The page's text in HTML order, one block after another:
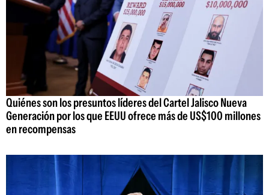
Quiénes son los presuntos líderes del Cartel Jalisco Nueva
Generación por los que EEUU ofrece más de US$100 millones
en recompensas